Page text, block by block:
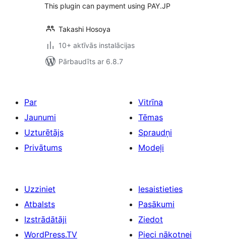
This plugin can payment using PAY.JP
Takashi Hosoya
10+ aktīvās instalācijas
Pārbaudīts ar 6.8.7
Par
Jaunumi
Uzturētājs
Privātums
Vitrīna
Tēmas
Spraudņi
Modeļi
Uzziniet
Atbalsts
Izstrādātāji
WordPress.TV
Iesaistieties
Pasākumi
Ziedot
Pieci nākotnei